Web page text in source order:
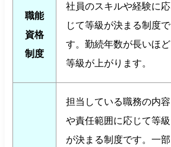
職能
資格
制度
社員のスキルや経験に応
じて等級が決まる制度で
す。勤続年数が長いほど
等級が上がります。
担当している職務の内容
や責任範囲に応じて等級
が決まる制度です。一部